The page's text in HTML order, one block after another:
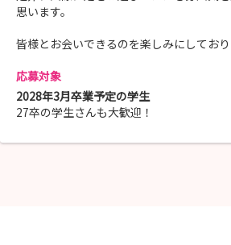
思います。
皆様とお会いできるのを楽しみにしており
応募対象
2028年3月卒業予定の学生
27卒の学生さんも大歓迎！